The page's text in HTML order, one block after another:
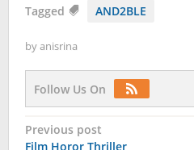
Tagged AND2BLE
byanisrina
Follow Us On
Post
Previous post
Film Horor Thriller